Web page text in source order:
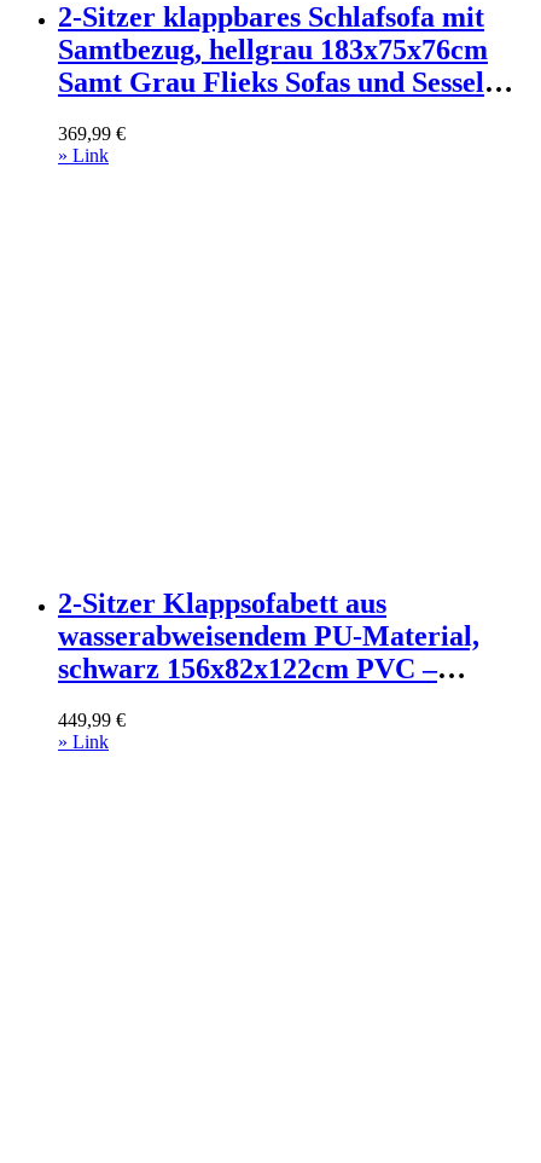
2-Sitzer klappbares Schlafsofa mit
Samtbezug, hellgrau 183x75x76cm
Samt Grau Flieks Sofas und Sessel
369,99 €
» Link
2-Sitzer Klappsofabett aus
wasserabweisendem PU-Material,
schwarz 156x82x122cm PVC –
Sofas und Sessel Sofas Sitzbank und
449,99 €
» Link